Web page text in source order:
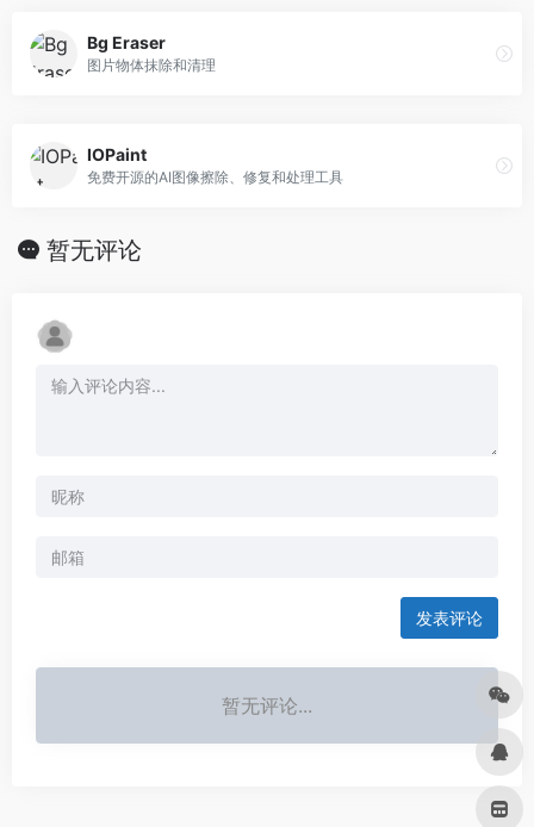
Bg Eraser
图片物体抹除和清理
IOPaint
免费开源的AI图像擦除、修复和处理工具
暂无评论
发表评论
暂无评论...